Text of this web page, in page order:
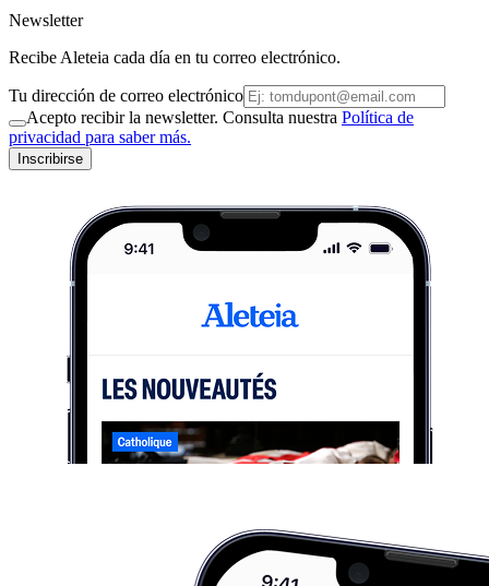
Newsletter
Recibe Aleteia cada día en tu correo electrónico.
Tu dirección de correo electrónico
Acepto recibir la newsletter. Consulta nuestra Política de
privacidad para saber más.
Inscribirse